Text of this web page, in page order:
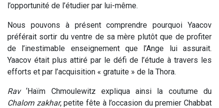
l’opportunité de l’étudier par lui-même.
Nous pouvons à présent comprendre pourquoi Yaacov
préférait sortir du ventre de sa mère plutôt que de profiter
de l’inestimable enseignement que l’Ange lui assurait.
Yaacov était plus attiré par le défi de l’étude à travers les
efforts et par l’acquisition « gratuite » de la Thora.
Rav‘Haïm Chmoulewitz expliqua ainsi la coutume du
Chalom zakhar, petite fête à l’occasion du premier Chabbat